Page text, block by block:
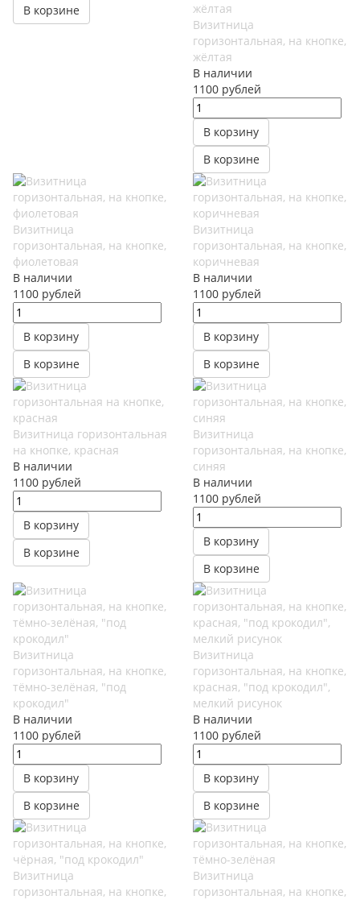
В корзине
Визитница
горизонтальная, на кнопке,
жёлтая
В наличии
1100 рублей
В корзину
В корзине
Визитница
горизонтальная, на кнопке,
фиолетовая
В наличии
1100 рублей
В корзину
В корзине
Визитница
горизонтальная, на кнопке,
коричневая
В наличии
1100 рублей
В корзину
В корзине
Визитница горизонтальная
на кнопке, красная
В наличии
1100 рублей
В корзину
В корзине
Визитница
горизонтальная, на кнопке,
синяя
В наличии
1100 рублей
В корзину
В корзине
Визитница
горизонтальная, на кнопке,
тёмно-зелёная, "под
крокодил"
В наличии
1100 рублей
В корзину
В корзине
Визитница
горизонтальная, на кнопке,
красная, "под крокодил",
мелкий рисунок
В наличии
1100 рублей
В корзину
В корзине
Визитница
горизонтальная, на кнопке,
Визитница
горизонтальная, на кнопке,